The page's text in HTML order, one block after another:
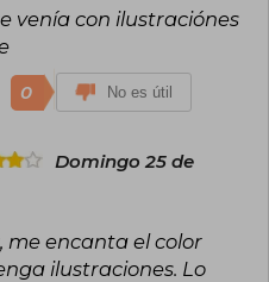
venía con ilustraciónes
0 No es útil
Domingo 25 de
me encanta el color
ilustraciones. Lo